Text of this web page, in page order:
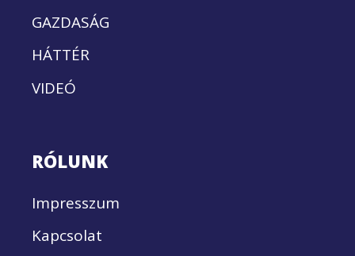
GAZDASÁG
HÁTTÉR
VIDEÓ
RÓLUNK
Impresszum
Kapcsolat